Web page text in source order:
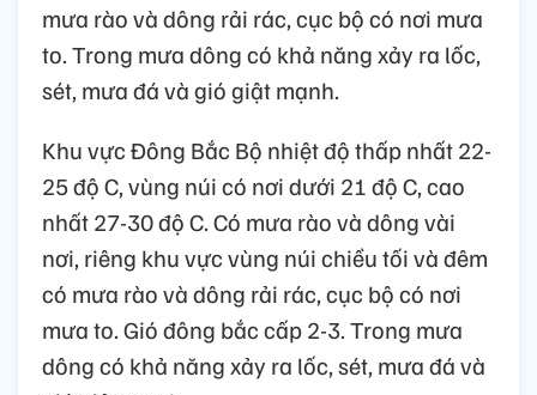
mưa rào và dông rải rác, cục bộ có nơi mưa
to. Trong mưa dông có khả năng xảy ra lốc,
sét, mưa đá và gió giật mạnh.
Khu vực Đông Bắc Bộ nhiệt độ thấp nhất 22-
25 độ C, vùng núi có nơi dưới 21 độ C, cao
nhất 27-30 độ C. Có mưa rào và dông vài
nơi, riêng khu vực vùng núi chiều tối và đêm
có mưa rào và dông rải rác, cục bộ có nơi
mưa to. Gió đông bắc cấp 2-3. Trong mưa
dông có khả năng xảy ra lốc, sét, mưa đá và